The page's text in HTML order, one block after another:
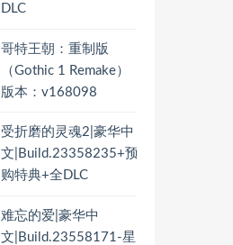
DLC
哥特王朝：重制版
（Gothic 1 Remake）
版本：v168098
受折磨的灵魂2|豪华中
文|Build.23358235+预
购特典+全DLC
难忘的爱|豪华中
文|Build.23558171-星